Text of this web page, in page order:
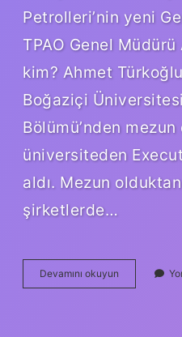
Petrolleri’nin yeni
TPAO Genel
kim? Ahmet
Boğaziçi
Bölümü’nden
üniversiteden
aldı. Mezun
şirketlerde…
Devamını okuyun
Petrol